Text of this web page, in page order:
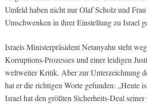
Umfeld haben nicht nur Olaf Scholz und
Umschwenken in ihrer Einstellung zu Israel
Israels Ministerpräsident Netanyahu steht
Korruptions-Prozesses und einer leidigen
weltweiter Kritik. Aber zur Unterzeichnung
hat er die richtigen Worte gefunden: „Heute
Israel hat den größten Sicherheits-Deal